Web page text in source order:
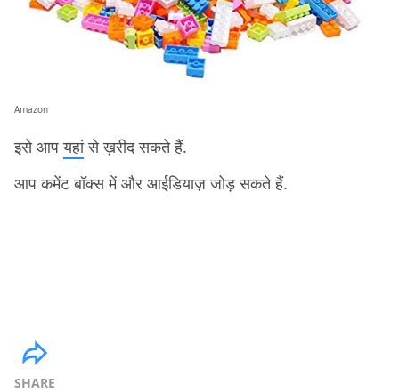
Amazon
इसे आपयहांसे ख़रीद सकते हैं.
आप कमेंट बॉक्स में और आईडियाज़ जोड़ सकते हैं.
SHARE